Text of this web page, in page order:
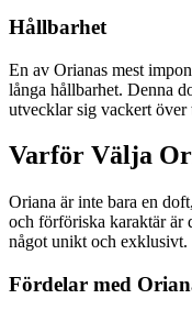
Hållbarhet
En av Orianas mest
långa hållbarhet. Denna
utvecklar sig vackert över
Varför Välja
Oriana är inte bara en
och förföriska karaktär är
något unikt och exklusivt.
Fördelar med